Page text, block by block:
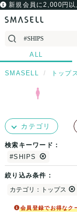
新規会員に2,000円
ALL
SMASELL トップ
カテゴリ
検索キーワード：
#SHIPS
絞り込み条件：
カテゴリ：トップス
会員登録でお得なク